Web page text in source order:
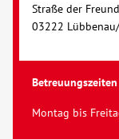
Straße der
03222
Betreuungszeiten
Montag bis